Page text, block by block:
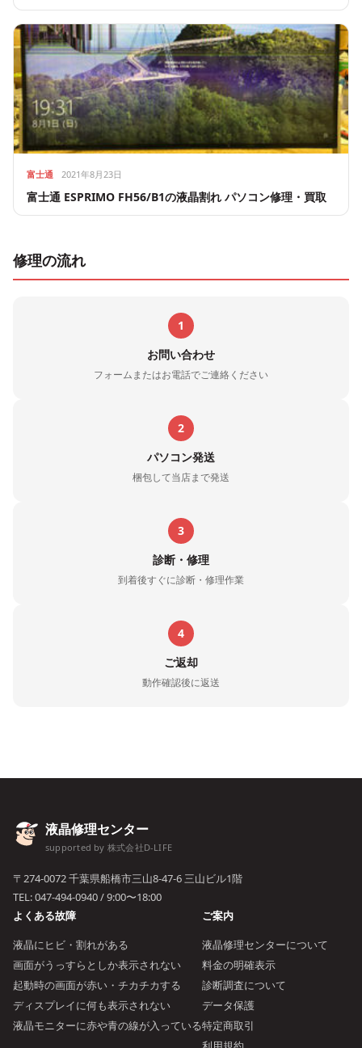
富士通 2021年8月23日
富士通 ESPRIMO FH56/B1の液晶割れ パソコン修理・買取
修理の流れ
1
お問い合わせ
フォームまたはお電話でご連絡ください
2
パソコン発送
梱包して当店まで発送
3
診断・修理
到着後すぐに診断・修理作業
4
ご返却
動作確認後に返送
液晶修理センター
supported by 株式会社D-LIFE
〒274-0072 千葉県船橋市三山8-47-6 三山ビル1階
TEL:047-494-0940/ 9:00〜18:00
よくある故障
液晶にヒビ・割れがある
画面がうっすらとしか表示されない
起動時の画面が赤い・チカチカする
ディスプレイに何も表示されない
液晶モニターに赤や青の線が入っている
ご案内
液晶修理センターについて
料金の明確表示
診断調査について
データ保護
特定商取引